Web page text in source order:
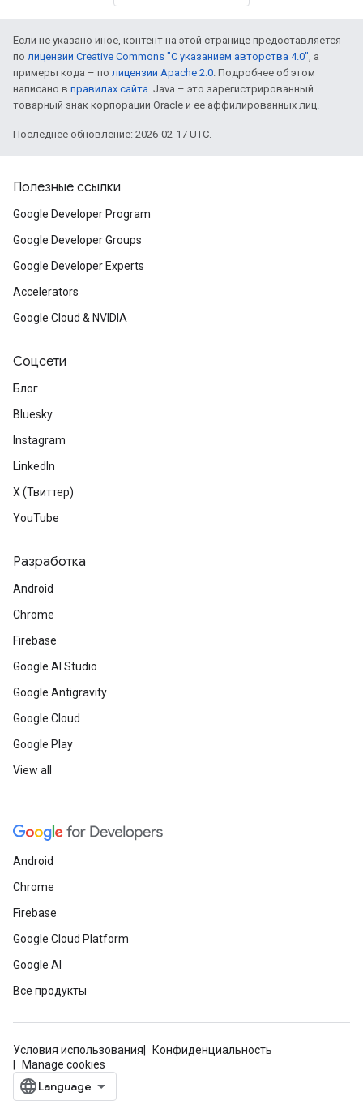
Если не указано иное, контент на этой странице предоставляется
по лицензии Creative Commons "С указанием авторства 4.0", а
примеры кода – по лицензии Apache 2.0. Подробнее об этом
написано в правилах сайта. Java – это зарегистрированный
товарный знак корпорации Oracle и ее аффилированных лиц.
Последнее обновление: 2026-02-17 UTC.
Полезные ссылки
Google Developer Program
Google Developer Groups
Google Developer Experts
Accelerators
Google Cloud & NVIDIA
Соцсети
Блог
Bluesky
Instagram
LinkedIn
X (Твиттер)
YouTube
Разработка
Android
Chrome
Firebase
Google AI Studio
Google Antigravity
Google Cloud
Google Play
View all
Android
Chrome
Firebase
Google Cloud Platform
Google AI
Все продукты
Условия использования
Конфиденциальность
Manage cookies